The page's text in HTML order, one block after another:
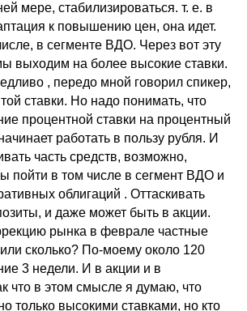
мере, стабилизироваться. т. е. в
к повышению цен, она идет.
в сегменте ВДО. Через вот эту
выходим на более высокие ставки.
, передо мной говорил спикер,
ставки. Но надо понимать, что
процентной ставки на процентный
работать в пользу рубля. И
часть средств, возможно,
пойти в том числе в сегмент ВДО и
облигаций . Оттаскивать
и даже может быть в акции.
рынка в феврале частные
сколько? По-моему около 120
3 недели. И в акции и в
что в этом смысле я думаю, что
только высокими ставками, но кто